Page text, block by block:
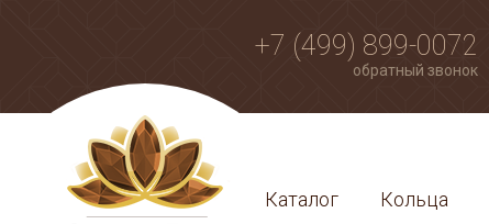
+7 (499) 899-0072
обратный звонок
Каталог Кольца